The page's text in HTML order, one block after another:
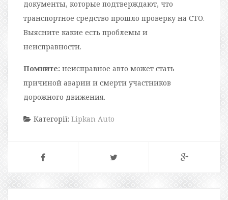
документы, которые подтверждают, что
транспортное средство прошло проверку на СТО.
Выясните какие есть проблемы и
неисправности.
Помните: неисправное авто может стать
причиной аварии и смерти участников
дорожного движения.
Категорії: Lipkan Auto